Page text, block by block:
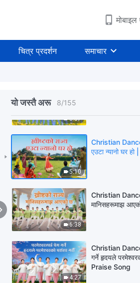
चित्र प्रदर्शन समाचार
यो जस्तै अरू 8/155
मानवजातिले
चाहनुहुन्छ |
3:57
5:10
Christian
एउटा न्यानो घर
6:38
Christian
मानिसहरूमाझ
4:27
Christian
गर्ने हृदयले
Praise Song